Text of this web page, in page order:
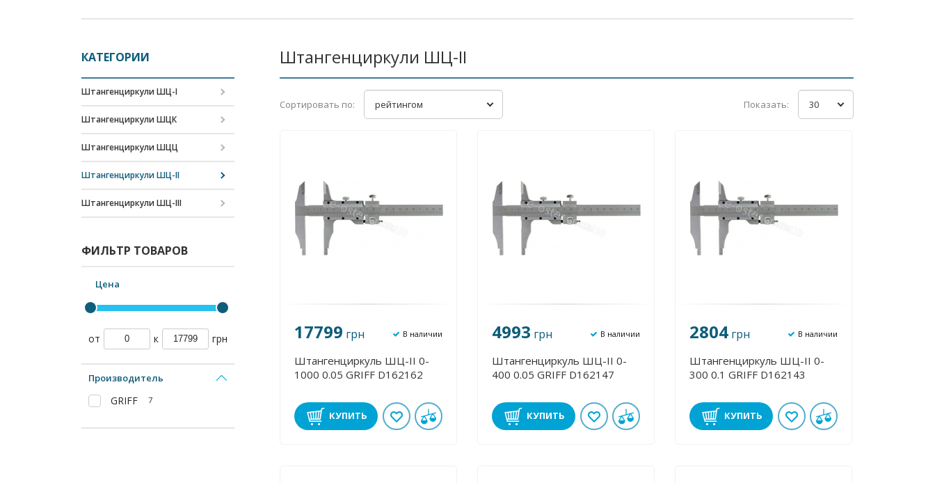
КАТЕГОРИИ
Штангенциркули ШЦ-I
Штангенциркули ШЦК
Штангенциркули ШЦЦ
Штангенциркули ШЦ-II
Штангенциркули ШЦ-III
ФИЛЬТР ТОВАРОВ
Цена
от к грн
Производитель
GRIFF 7
Штангенциркули ШЦ-II
Сортировать по: рейтингом Показать: 30
17799 грн В наличии
Штангенциркуль ШЦ-II 0-
1000 0.05 GRIFF D162162
КУПИТЬ
4993 грн В наличии
Штангенциркуль ШЦ-II 0-
400 0.05 GRIFF D162147
КУПИТЬ
2804 грн В наличии
Штангенциркуль ШЦ-II 0-
300 0.1 GRIFF D162143
КУПИТЬ